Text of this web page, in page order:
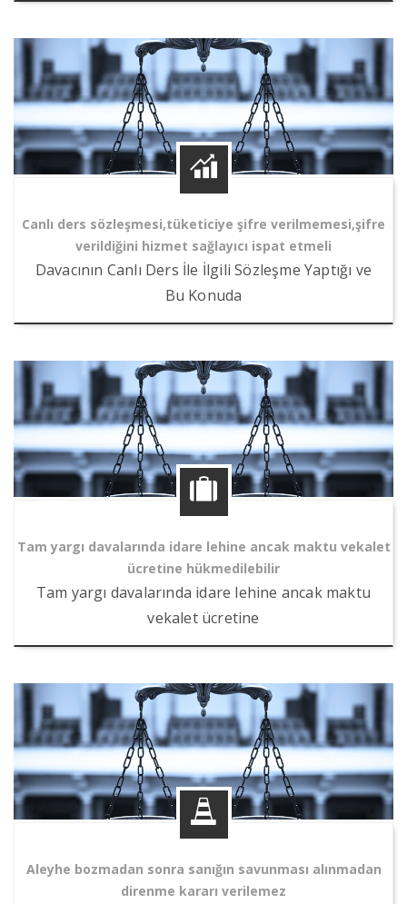
Canlı ders sözleşmesi,tüketiciye şifre verilmemesi,şifre
verildiğini hizmet sağlayıcı ispat etmeli
Davacının Canlı Ders İle İlgili Sözleşme Yaptığı ve
Bu Konuda
Tam yargı davalarında idare lehine ancak maktu vekalet
ücretine hükmedilebilir
Tam yargı davalarında idare lehine ancak maktu
vekalet ücretine
Aleyhe bozmadan sonra sanığın savunması alınmadan
direnme kararı verilemez